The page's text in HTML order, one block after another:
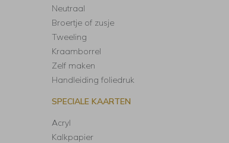
Neutraal
Broertje of zusje
Tweeling
Kraamborrel
Zelf maken
Handleiding foliedruk
SPECIALE KAARTEN
Acryl
Kalkpapier